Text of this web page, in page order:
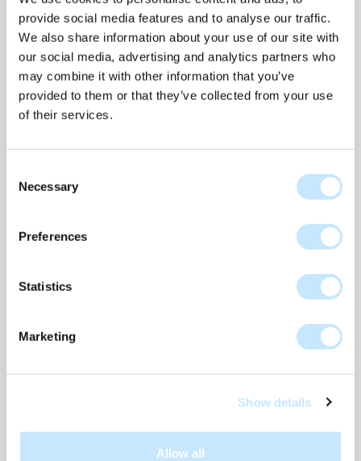
provide social media features and to analyse our traffic.
We also share information about your use of our site with
our social media, advertising and analytics partners who
may combine it with other information that you’ve
provided to them or that they’ve collected from your use
of their services.
Selection
Necessary
Preferences
Statistics
Marketing
Show details
Allow all
ruime ervaring bij zowel architectenbureau's als in
sales van duurzame materialen komen deze 3
elementen prachtig samen in de functie welke ik bij
Solarix vervul! Het mee kunnen denken met de
architect, het adviseren van een opdrachtgever over
de mogelijke Wp vermogens per m2 en dit samen
montagesysteem. "
Waar kijk jij het meest naar uit in je werk bij
"Het samenwerken met gepassioneerde collega's;
projecten! "
Wat zie jij als de grootste uitdaging bij het laten
daarbuiten
bouwsector (in algemene zin) om voor een
gevelsysteem van Solarix te kiezen. Dit omdat ik heb
gemerkt dat de bouwsector veelal redelijk